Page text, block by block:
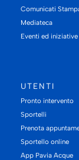
Comunicati
Mediateca
Eventi ed iniziative
UTENTI
Pronto intervento
Sportelli
Prenota
Sportello online
App Pavia Acque